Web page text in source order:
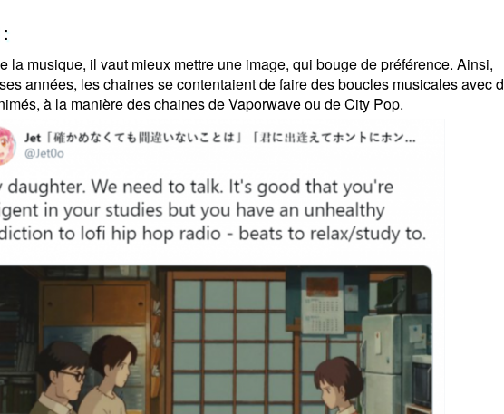
la musique, il vaut mieux mettre une image, qui bouge de préférence. Ainsi,
années, les chaines se contentaient de faire des boucles musicales avec
à la manière des chaines de Vaporwave ou de City Pop.